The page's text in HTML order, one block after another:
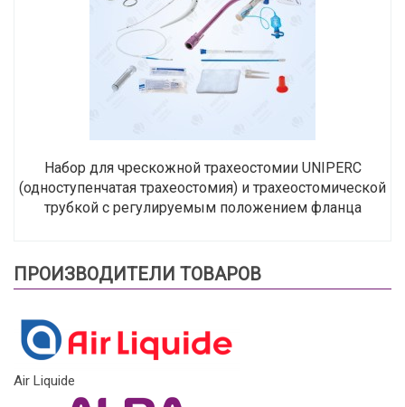
Набор для чрескожной трахеостомии UNIPERC
(одноступенчатая трахеостомия) и трахеостомической
трубкой с регулируемым положением фланца
ПРОИЗВОДИТЕЛИ ТОВАРОВ
Air Liquide